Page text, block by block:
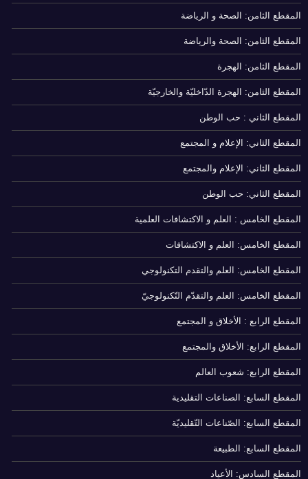
المقطع الثامن: الصحة و الرياضة
المقطع الثامن: الصحة والرياضة
المقطع الثامن: الهجرة
المقطع الثامن: الهجرة الدّاخليّة والخارجيّة
المقطع الثاني : حب الوطن
المقطع الثاني: الإعلام و المجتمع
المقطع الثاني: الإعلام والمجتمع
المقطع الثاني: حب الوطن
المقطع الخامس : العلم و الاكتشافات العلمية
المقطع الخامس: العلم و الاكتشافات
المقطع الخامس: العلم والتقدم التكنولوجي
المقطع الخامس: العلم والتقدّم التّكنولوجيّ
المقطع الرابع : الأخلاق و المجتمع
المقطع الرابع: الأخلاق والمجتمع
المقطع الرابع: شعوب العالم
المقطع السابع: الصناعات التقليدية
المقطع السابع: الصّناعات التّقليديّة
المقطع السابع: الطبيعة
المقطع السادس: الأعياد